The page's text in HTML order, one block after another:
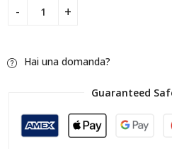
Hai una domanda?
Guaranteed